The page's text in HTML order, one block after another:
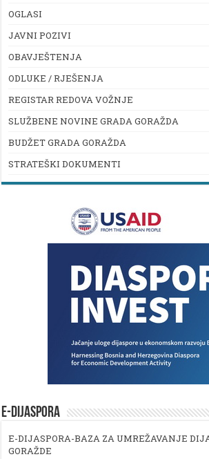
OGLASI
JAVNI POZIVI
OBAVJEŠTENJA
ODLUKE / RJEŠENJA
REGISTAR REDOVA VOŽNJE
SLUŽBENE NOVINE GRADA GORAŽDA
BUDŽET GRADA GORAŽDA
STRATEŠKI DOKUMENTI
E-DIJASPORA
E-DIJASPORA-BAZA ZA UMREŽAVANJE
GORAŽDE